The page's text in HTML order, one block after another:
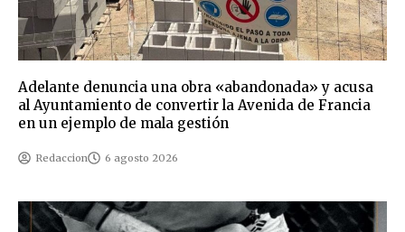
Adelante denuncia una obra «abandonada» y acusa
al Ayuntamiento de convertir la Avenida de Francia
en un ejemplo de mala gestión
Redaccion 6 agosto 2026